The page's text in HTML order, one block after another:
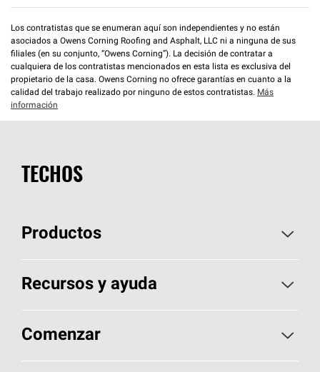
Los contratistas que se enumeran aquí son independientes y no están
asociados a Owens Corning Roofing and Asphalt, LLC ni a ninguna de sus
filiales (en su conjunto, “Owens Corning”). La decisión de contratar a
cualquiera de los contratistas mencionados en esta lista es exclusiva del
propietario de la casa. Owens Corning no ofrece garantías en cuanto a la
calidad del trabajo realizado por ninguno de estos contratistas. Más
información
TECHOS
Productos
Elija sus tejas
Encuentre un contratista
Recursos y ayuda
Aspectos básicos sobre techos
Herramientas de diseño y color
Comenzar